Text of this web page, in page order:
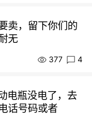
卖，留下你们的
无
377 4
电瓶没电了，去
话号码或者